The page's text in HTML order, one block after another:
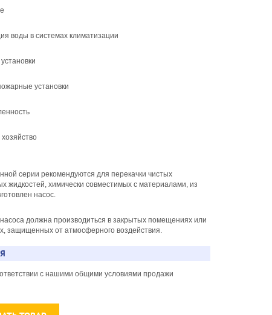
воды в системах климатизации
установки
хозяйство
серии рекомендуются для перекачки чистых
жидкостей, химически совместимых с материалами, из
насос.
должна производиться в закрытых помещениях или
защищенных от атмосферного воздействия.
с нашими общими условиями продажи